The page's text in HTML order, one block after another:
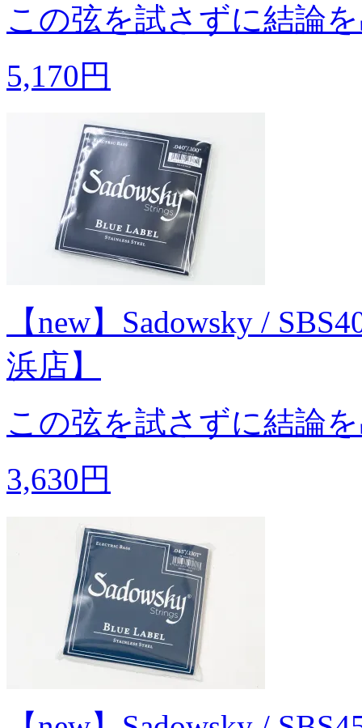
この弦を試さずに結論
5,170円
【new】Sadowsky /
浜店】
この弦を試さずに結論
3,630円